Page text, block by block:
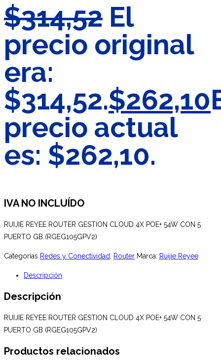
$314,52 El
precio original
era:
$314,52.$262,10
precio actual
es: $262,10.
IVA NO INCLUÍDO
RUIJIE REYEE ROUTER GESTION CLOUD 4X POE+ 54W CON 5
PUERTO GB (RGEG105GPV2)
Categorías Redes y Conectividad Router Marca: Ruijie Reyee
Descripción
Descripción
RUIJIE REYEE ROUTER GESTION CLOUD 4X POE+ 54W CON 5
PUERTO GB (RGEG105GPV2)
Productos relacionados